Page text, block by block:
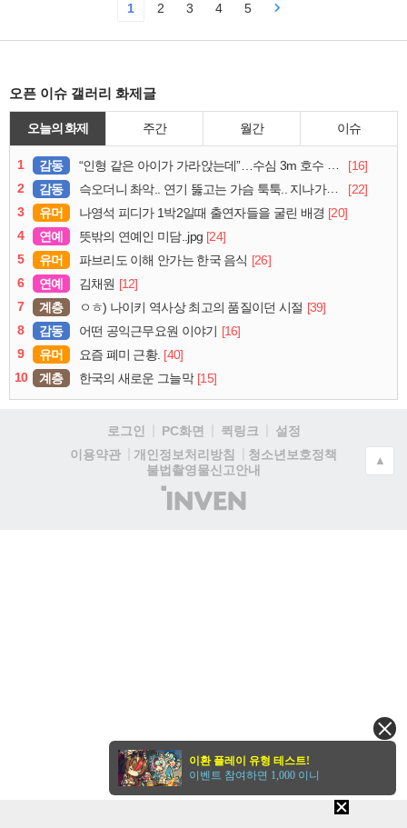
1 2 3 4 5
오픈 이슈 갤러리 화제글
오늘의 화제 주간 월간 이슈
1 감동 “인형 같은 아이가 가라앉는데”…수심 3m 호수 뛰어든 60대 의인
[16]
2
감동 슥오더니 촤악.. 연기 뚫고는 가슴 툭툭.. 지나가던 아재의 정체
[22]
3
유머 나영석 피디가 1박2일때 출연자들을 굴린 배경 [20]
4
연예 뜻밖의 연예인 미담..jpg [24]
5
유머 파브리도 이해 안가는 한국 음식 [26]
6
연예 김채원 [12]
7
계층 ㅇㅎ) 나이키 역사상 최고의 품질이던 시절 [39]
8
감동 어떤 공익근무요원 이야기 [16]
9
유머 요즘 폐미 근황. [40]
10
계층 한국의 새로운 그늘막 [15]
로그인 PC화면 퀵링크
설정
이용약관
개인정보처리방침
청소년보호정책
불법촬영물신고안내
(주)
인
▲
이환 플레이 유형 테스트!
이벤트 참여하면 1,000 이니